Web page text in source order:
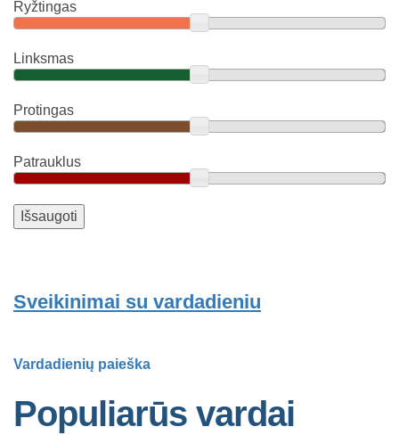
Ryžtingas
Linksmas
Protingas
Patrauklus
Sveikinimai su vardadieniu
Vardadienių paieška
Populiarūs vardai